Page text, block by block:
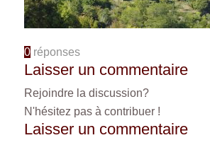
0 réponses
Laisser un commentaire
Rejoindre la discussion?
N'hésitez pas à contribuer !
Laisser un commentaire